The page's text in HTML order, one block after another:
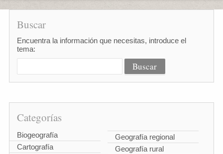
Buscar
Encuentra la información que necesitas, introduce el
tema:
Categorías
Biogeografía
Cartografía
Geografía regional
Geografía rural